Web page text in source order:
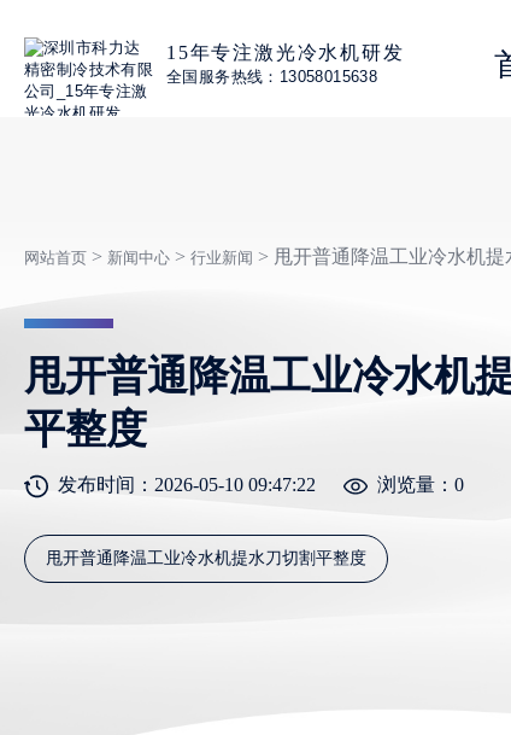
15年专注激光冷水机研发
全国服务热线：13058015638
网站首页 > 新闻中心 > 行业新闻 > 甩开普通降温工业冷水机
甩开普通降温工业冷水机
平整度
发布时间：2026-05-10 09:47:22 浏览量： 0
甩开普通降温工业冷水机提水刀切割平整度